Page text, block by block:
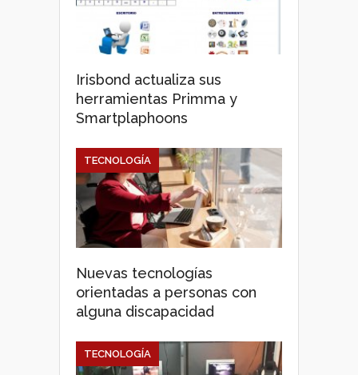
Irisbond actualiza sus
herramientas Primma y
Smartplaphoons
Nuevas tecnologías
orientadas a personas con
alguna discapacidad
TECNOLOGÍA
TECNOLOGÍA